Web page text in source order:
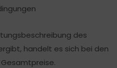
des
handelt es sich bei den